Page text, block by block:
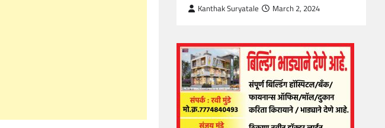
Kanthak Suryatale March 2, 2024